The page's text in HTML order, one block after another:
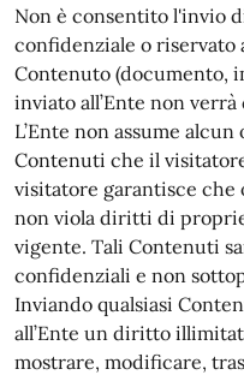
Non è consentito l'invio
confidenziale o riservato
Contenuto (documento,
inviato all’Ente non
L’Ente non assume
Contenuti che il
visitatore garantisce che
non viola diritti di
vigente. Tali Contenuti
confidenziali e non
Inviando qualsiasi
all’Ente un diritto
mostrare, modificare,